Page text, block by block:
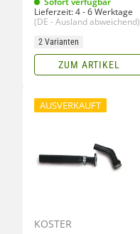
Lieferzeit:4 - 6 Werktage
(DE - Ausland abweichend)
2 Varianten
ZUM ARTIKEL
AUSVERKAUFT
KÖSTER